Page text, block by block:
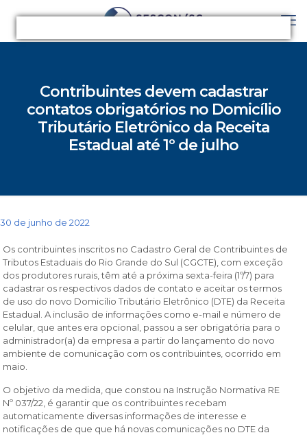
Contribuintes devem cadastrar
contatos obrigatórios no Domicílio
Tributário Eletrônico da Receita
Estadual até 1º de julho
30 de junho de 2022
Os contribuintes inscritos no Cadastro Geral de Contribuintes de
Tributos Estaduais do Rio Grande do Sul (CGCTE), com exceção
dos produtores rurais, têm até a próxima sexta-feira (1º/7) para
cadastrar os respectivos dados de contato e aceitar os termos
de uso do novo Domicílio Tributário Eletrônico (DTE) da Receita
Estadual. A inclusão de informações como e-mail e número de
celular, que antes era opcional, passou a ser obrigatória para o
administrador(a) da empresa a partir do lançamento do novo
ambiente de comunicação com os contribuintes, ocorrido em
maio.
O objetivo da medida, que constou na Instrução Normativa RE
Nº 037/22, é garantir que os contribuintes recebam
automaticamente diversas informações de interesse e
notificações de que que há novas comunicações no DTE da